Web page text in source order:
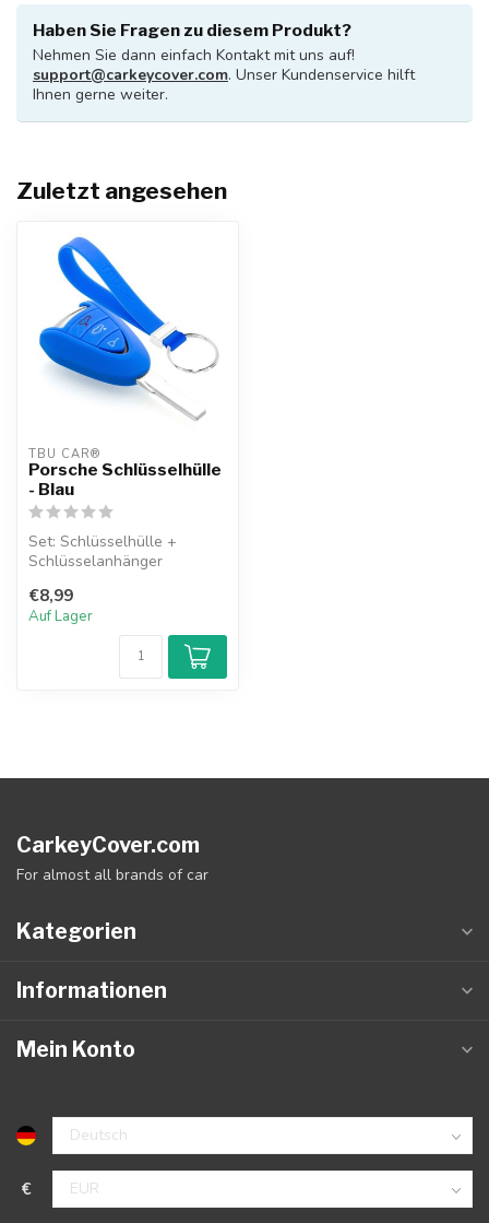
Haben Sie Fragen zu diesem Produkt?
Nehmen Sie dann einfach Kontakt mit uns auf!
support@carkeycover.com. Unser Kundenservice hilft
Ihnen gerne weiter.
Zuletzt angesehen
TBU CAR®
Porsche Schlüsselhülle
- Blau
Set: Schlüsselhülle +
Schlüsselanhänger
€8,99
Auf Lager
CarkeyCover.com
For almost all brands of car
Kategorien
Informationen
Mein Konto
€